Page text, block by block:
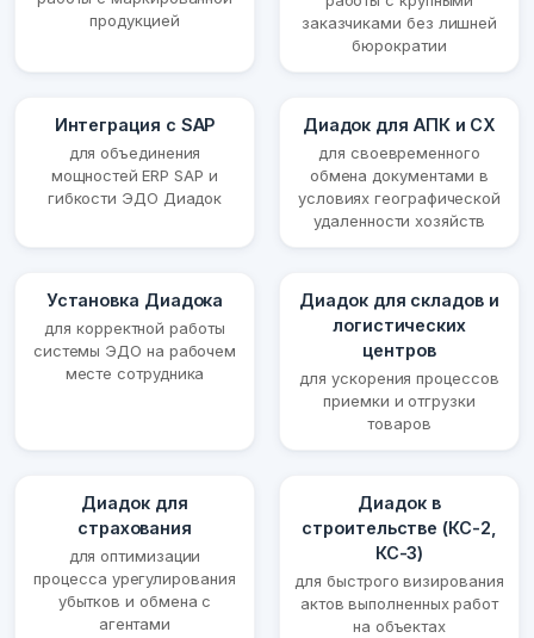
продукцией
заказчиками без лишней
бюрократии
Интеграция с SAP
для объединения
мощностей ERP SAP и
гибкости ЭДО Диадок
Диадок для АПК и СХ
для своевременного
обмена документами в
условиях географической
удаленности хозяйств
Установка Диадока
для корректной работы
системы ЭДО на рабочем
месте сотрудника
Диадок для складов и
логистических
центров
для ускорения процессов
приемки и отгрузки
товаров
Диадок для
страхования
для оптимизации
процесса урегулирования
убытков и обмена с
агентами
Диадок в
строительстве (КС-2,
КС-3)
для быстрого визирования
актов выполненных работ
на объектах